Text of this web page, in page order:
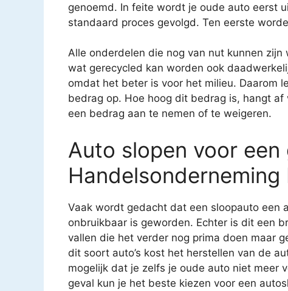
genoemd. In feite wordt je oude auto eerst
standaard proces gevolgd. Ten eerste
Alle onderdelen die nog van nut kunnen
wat gerecycled kan worden ook
omdat het beter is voor het milieu. Daarom
bedrag op. Hoe hoog dit bedrag is, hangt
een bedrag aan te nemen of te weigeren.
Auto slopen voor
Vaak wordt gedacht dat een sloopauto een
onbruikbaar is geworden. Echter is dit een
vallen die het verder nog prima doen maar
dit soort auto’s kost het herstellen van de
mogelijk dat je zelfs je oude auto niet meer
geval kun je het beste kiezen voor een